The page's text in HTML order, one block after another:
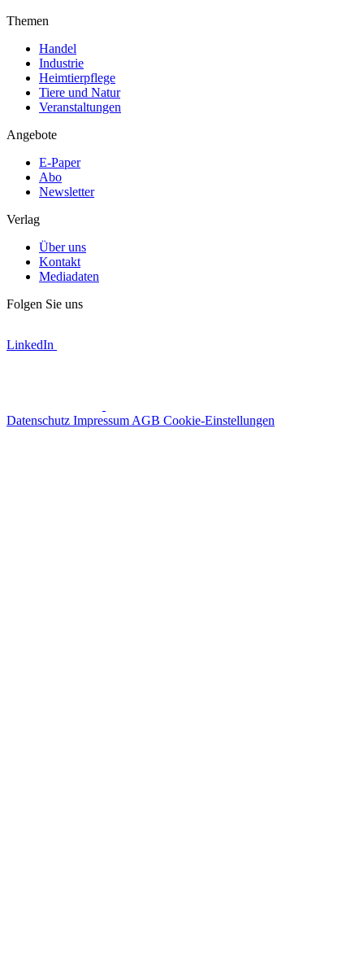
Themen
Handel
Industrie
Heimtierpflege
Tiere und Natur
Veranstaltungen
Angebote
E-Paper
Abo
Newsletter
Verlag
Über uns
Kontakt
Mediadaten
Folgen Sie uns
LinkedIn
Datenschutz Impressum AGB Cookie-Einstellungen